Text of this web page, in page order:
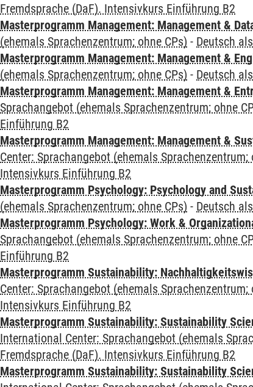
Fremdsprache (DaF). Intensivkurs Einführung B2
Masterprogramm Management: Management &
(ehemals Sprachenzentrum; ohne CPs) - Deutsch
Masterprogramm Management: Management &
(ehemals Sprachenzentrum; ohne CPs) - Deutsch
Masterprogramm Management: Management &
Sprachangebot (ehemals Sprachenzentrum; ohne
Einführung B2
Masterprogramm Management: Management &
Center: Sprachangebot (ehemals Sprachenzentrum;
Intensivkurs Einführung B2
Masterprogramm Psychology: Psychology and
(ehemals Sprachenzentrum; ohne CPs) - Deutsch
Masterprogramm Psychology: Work &
Sprachangebot (ehemals Sprachenzentrum; ohne
Einführung B2
Masterprogramm Sustainability:
Center: Sprachangebot (ehemals Sprachenzentrum;
Intensivkurs Einführung B2
Masterprogramm Sustainability: Sustainability
International Center: Sprachangebot (ehemals
Fremdsprache (DaF). Intensivkurs Einführung B2
Masterprogramm Sustainability: Sustainability